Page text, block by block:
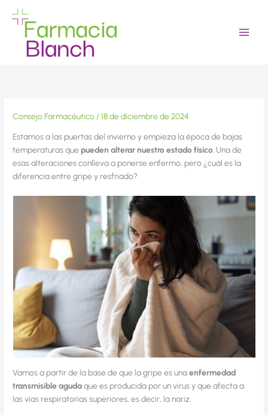
contenido
Consejo Farmacéutico /18 de diciembre de 2024
Estamos a las puertas del invierno y empieza la época de bajas
temperaturas que pueden alterar nuestro estado físico. Una de
esas alteraciones conlleva a ponerse enfermo, pero ¿cuál es la
diferencia entre gripe y resfriado?
Vamos a partir de la base de que la gripe es unaenfermedad
transmisible agudaque es producida por un virus y que afecta a
las vías respiratorias superiores, es decir, la nariz.